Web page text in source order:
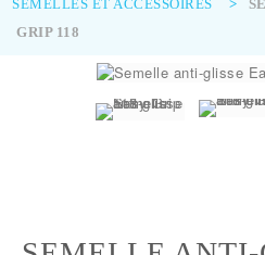
SEMELLES ET ACCESSOIRES
>
GRIP 118